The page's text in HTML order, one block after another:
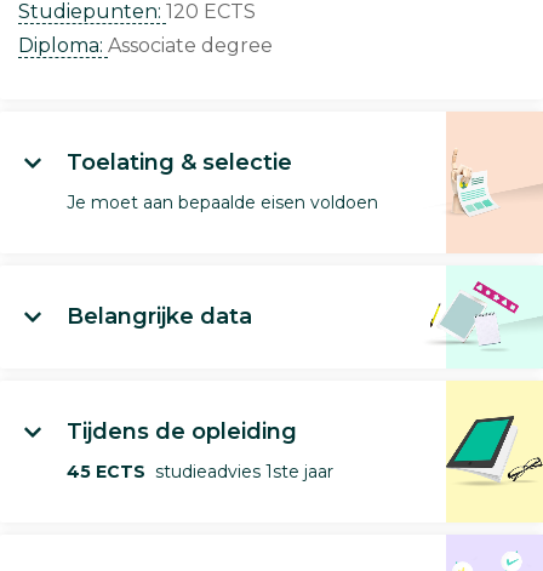
Studiepunten: 120 ECTS
Diploma: Associate degree
Toelating & selectie
Je moet aan bepaalde eisen voldoen
Belangrijke data
Tijdens de opleiding
45 ECTS studieadvies 1ste jaar